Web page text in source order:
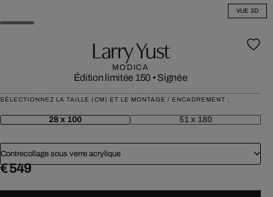
VUE 3D
Larry Yust
MODICA
Édition limitée 150 • Signée
SÉLECTIONNEZ LA TAILLE (CM) ET LE MONTAGE / ENCADREMENT :
28 x 100 51 x 180
Contrecollage sous verre acrylique
€ 549